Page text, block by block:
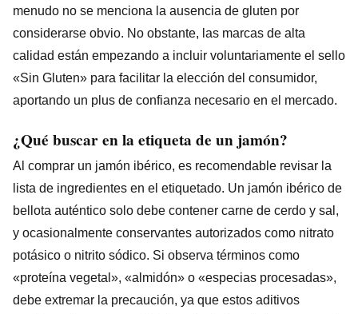
menudo no se menciona la ausencia de gluten por
considerarse obvio. No obstante, las marcas de alta
calidad están empezando a incluir voluntariamente el sello
«Sin Gluten» para facilitar la elección del consumidor,
aportando un plus de confianza necesario en el mercado.
¿Qué buscar en la etiqueta de un jamón?
Al comprar un jamón ibérico, es recomendable revisar la
lista de ingredientes en el etiquetado. Un jamón ibérico de
bellota auténtico solo debe contener carne de cerdo y sal,
y ocasionalmente conservantes autorizados como nitrato
potásico o nitrito sódico. Si observa términos como
«proteína vegetal», «almidón» o «especias procesadas»,
debe extremar la precaución, ya que estos aditivos